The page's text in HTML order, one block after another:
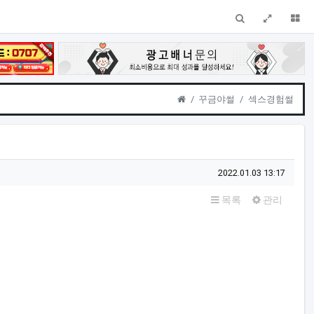
전체창더
Home꾸금야썰 섹스경험썰
작성일
2022.01.03 13:17
목록 관리